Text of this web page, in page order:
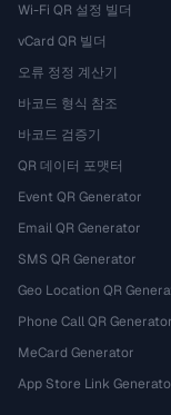
Wi-Fi QR 설정 빌더
vCard QR 빌더
오류 정정 계산기
바코드 형식 참조
바코드 검증기
QR 데이터 포맷터
Event QR Generator
Email QR Generator
SMS QR Generator
Geo Location QR
Phone Call QR Generator
MeCard Generator
App Store Link